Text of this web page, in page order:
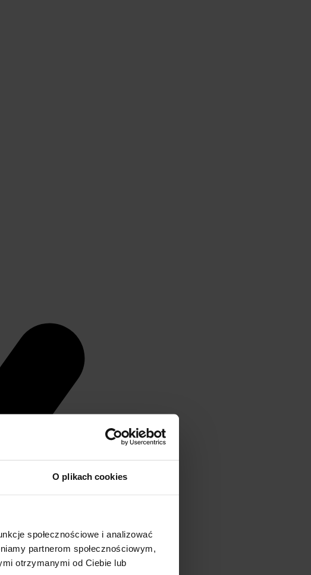
O plikach cookies
społecznościowe i analizować
partnerom społecznościowym,
otrzymanymi od Ciebie lub